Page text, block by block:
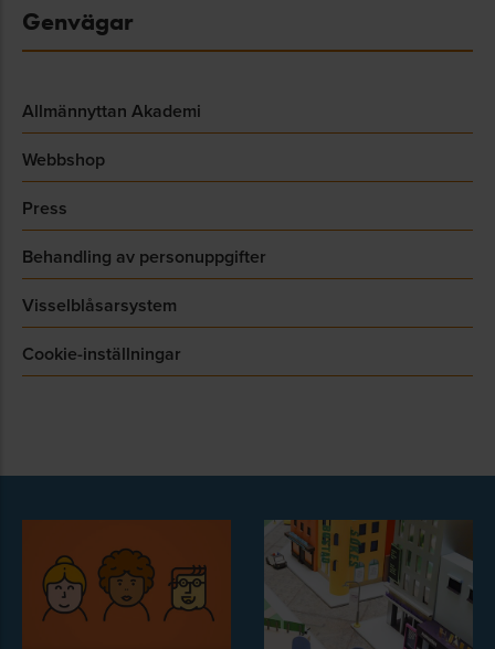
Genvägar
Allmännyttan Akademi
Webbshop
Press
Behandling av personuppgifter
Visselblåsarsystem
Cookie-inställningar